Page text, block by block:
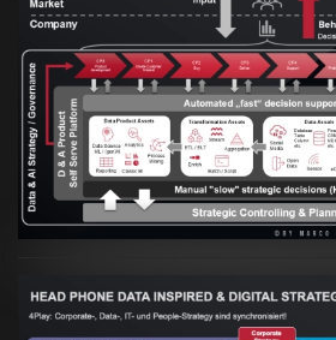
Artikel:Prozesse und
in Hand gehen
VIEW